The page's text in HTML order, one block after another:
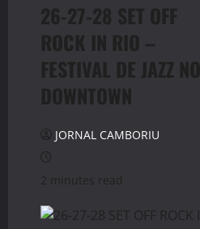
26-27-28 SET OFF
ROCK IN RIO –
FESTIVAL DE JAZZ NO
DOWNTOWN
JORNAL CAMBORIU
2 minutes read